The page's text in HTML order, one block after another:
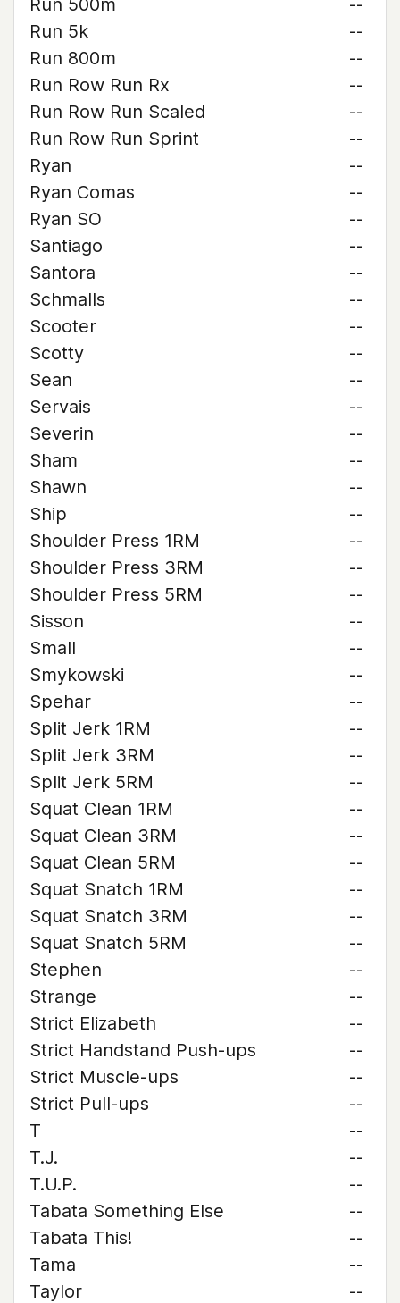
Run 500m
--
Run 5k
--
Run 800m
--
Run Row Run Rx
--
Run Row Run Scaled
--
Run Row Run Sprint
--
Ryan
--
Ryan Comas
--
Ryan SO
--
Santiago
--
Santora
--
Schmalls
--
Scooter
--
Scotty
--
Sean
--
Servais
--
Severin
--
Sham
--
Shawn
--
Ship
--
Shoulder Press 1RM
--
Shoulder Press 3RM
--
Shoulder Press 5RM
--
Sisson
--
Small
--
Smykowski
--
Spehar
--
Split Jerk 1RM
--
Split Jerk 3RM
--
Split Jerk 5RM
--
Squat Clean 1RM
--
Squat Clean 3RM
--
Squat Clean 5RM
--
Squat Snatch 1RM
--
Squat Snatch 3RM
--
Squat Snatch 5RM
--
Stephen
--
Strange
--
Strict Elizabeth
--
Strict Handstand Push-ups
--
Strict Muscle-ups
--
Strict Pull-ups
--
T
--
T.J.
--
T.U.P.
--
Tabata Something Else
--
Tabata This!
--
Tama
--
Taylor
--